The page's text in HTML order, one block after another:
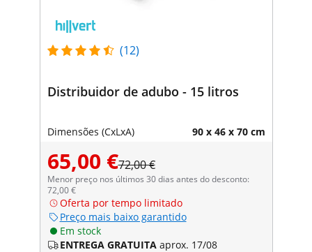
(12)
Distribuidor de adubo - 15 litros
Dimensões (CxLxA) 90 x 46 x 70 cm
65,00 €72,00 €
Menor preço nos últimos 30 dias antes do desconto:
72,00 €
Oferta por tempo limitado
Preço mais baixo garantido
Em stock
ENTREGA GRATUITA aprox. 17/08